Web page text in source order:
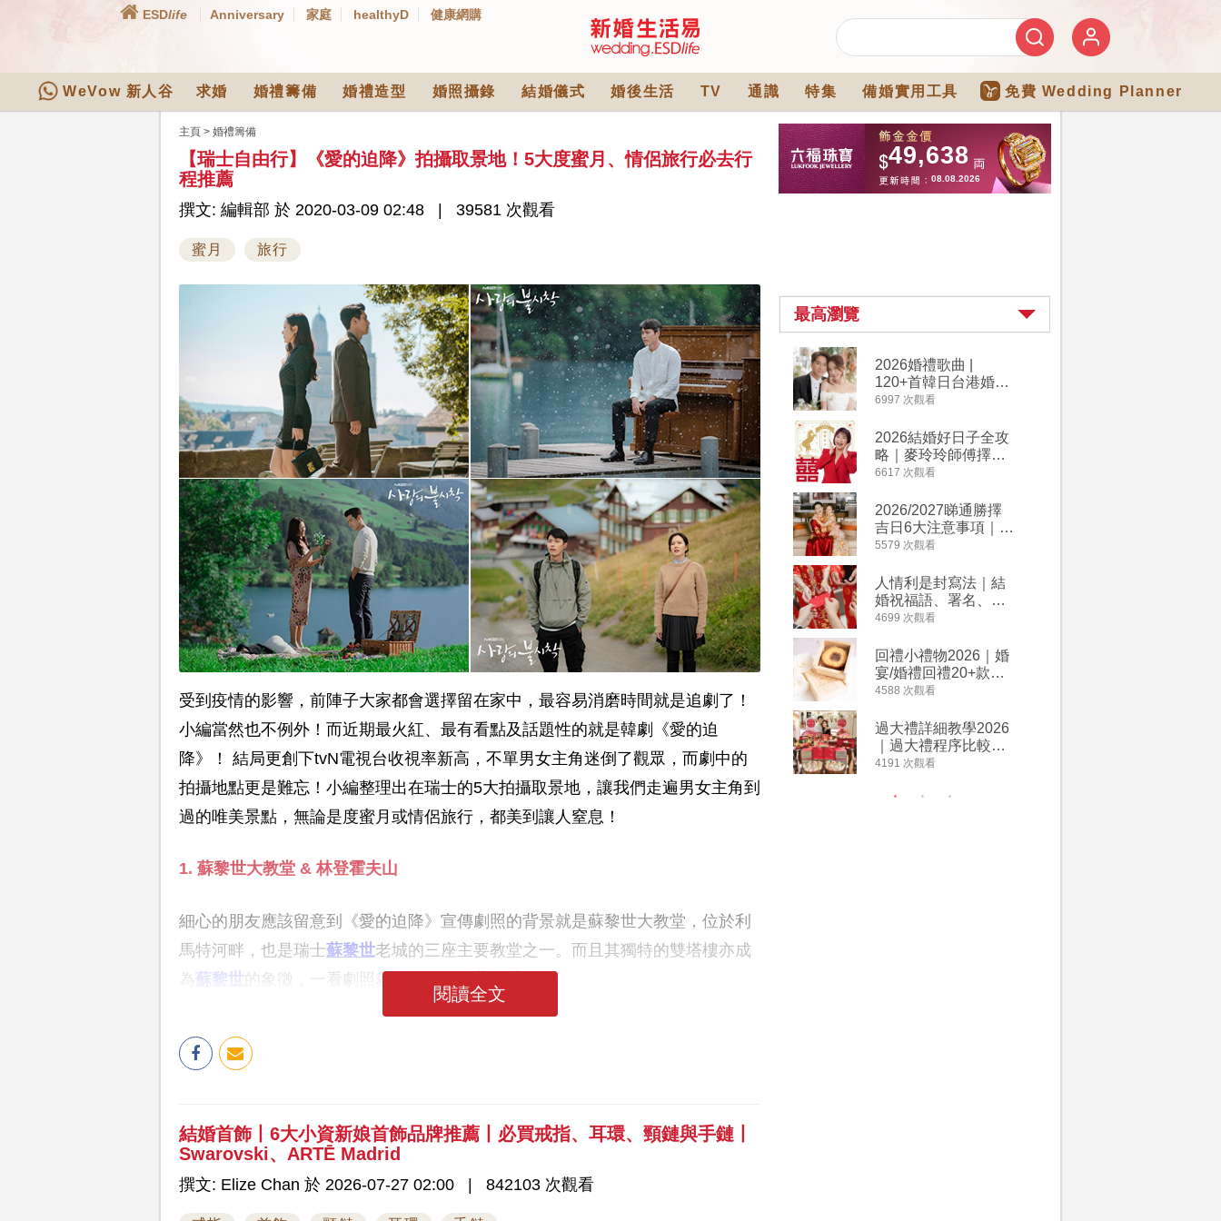
ESDlife Anniversary 家庭 healthyD 健康網購
WeVow 新人谷 求婚 婚禮籌備 婚禮造型 婚照攝錄 結婚儀式 婚後生活 TV 通識 特集 備婚實用工具 免費 Wedding Planner
主頁 > 婚禮籌備
【瑞士自由行】《愛的迫降》拍攝取景地！5大度蜜月、情侶旅行必去行
程推薦
撰文: 編輯部 於 2020-03-09 02:48 39581 次觀看
蜜月 旅行
受到疫情的影響，前陣子大家都會選擇留在家中，最容易消磨時間就是追劇了！
小編當然也不例外！而近期最火紅、最有看點及話題性的就是韓劇《愛的迫
降》！ 結局更創下tvN電視台收視率新高，不單男女主角迷倒了觀眾，而劇中的
拍攝地點更是難忘！小編整理出在瑞士的5大拍攝取景地，讓我們走遍男女主角到
過的唯美景點，無論是度蜜月或情侶旅行，都美到讓人窒息！
1. 蘇黎世大教堂 & 林登霍夫山
細心的朋友應該留意到《愛的迫降》宣傳劇照的背景就是蘇黎世大教堂，位於利
馬特河畔，也是瑞士蘇黎世老城的三座主要教堂之一。而且其獨特的雙塔樓亦成
為
蘇黎世的象徵，一看劇照就立刻聯想起
閱讀全文
結婚首飾丨6大小資新娘首飾品牌推薦丨必買戒指、耳環、頸鏈與手鏈丨
Swarovski、ARTĒ Madrid
撰文: Elize Chan 於 2026-07-27 02:00 842103 次觀看
最高瀏覽
中式婚禮敬茶吉利說
話 | 70+句兄弟姊妹團
必備結婚祝福金句 |
新娘出門、斟茶、戴
金器時金句
2570 次觀看
奢華婚宴場地 2026｜
5大全港最奢華婚宴場
地推介！四季酒店、
瑰麗酒店、麗晶酒
店、Cloud 39、合和
酒店 打造夢幻氣派婚
禮
2181 次觀看
小型婚宴場地酒店
2026| 8間酒店小型婚
禮推介| 婚宴套餐/證
婚套餐收費
2116 次觀看
結婚禮物送咩好 |
2026年閨蜜新婚禮物
推薦 | 8大貼心結婚送
禮靈感
1697 次觀看
過大禮套裝｜2026年
過大禮專門店至抵套
裝清單｜鮑魚花膠海
味籃價錢最平$1,988
起
1575 次觀看
結婚預算要準備多
整收費清單
1535 次觀看
2026婚禮歌曲 |
120+首韓日台港婚禮
必備結婚歌曲清單 |
新
6997 次觀看
2026結婚好日子全攻
略｜麥玲玲師傅擇宜
嫁娶結婚吉日｜一覽
專業擇日結婚+避開沖
煞生肖指南
6617 次觀看
2026/2027睇通勝擇
吉日6大注意事項｜自
行擇日攻略！宜嫁娶
忌、相沖生肖一覽
5579 次觀看
人情利是封寫法｜結
婚祝福語、署名、格
式寫法教學｜中英文
4699 次觀看
回禮小禮物2026｜婚
宴/婚禮回禮20+款創
意推介｜賓客最想收
姊妹禮物（持續更
新）
4588 次觀看
過大禮詳細教學2026
｜過大禮程序比較、
用品checklist、包羅
忌及吉祥說話
4191 次觀看